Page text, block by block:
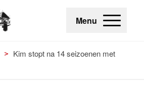
Menu
> Kim stopt na 14 seizoenen met